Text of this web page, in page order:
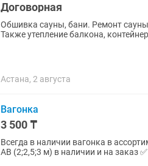
Договорная
Обшивка сауны, бани. Ремонт
Также утепление балкона,
Астана, 2 августа
Вагонка
3 500 ₸
Всегда в наличии вагонка в ассортименте и на заказ 👌 ✅